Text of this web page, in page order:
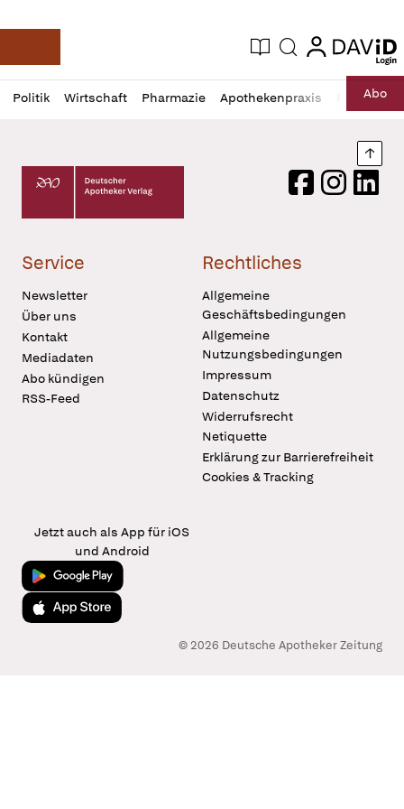
Deutsche Apotheker Zeitung
Aktuelle Ausgabe
Suche login
login
Politik Wirtschaft Pharmazie Apothekenpraxis RechtAbo
Profil
öffnen
Daz
Pur
Deutscher Apotheker Verlag Logo
FacebookInstagram
Service
Newsletter
Über uns
Kontakt
Mediadaten
Abo kündigen
RSS-Feed
Rechtliches
Allgemeine
Geschäftsbedingungen
Allgemeine
Nutzungsbedingungen
Impressum
Datenschutz
Widerrufsrecht
Netiquette
Erklärung zur Barrierefreiheit
Cookies & Tracking
Jetzt auch als App für iOS
und Android
Jetzt bei Google Play
Laden im App Store
© 2026 Deutsche Apotheker Zeitung